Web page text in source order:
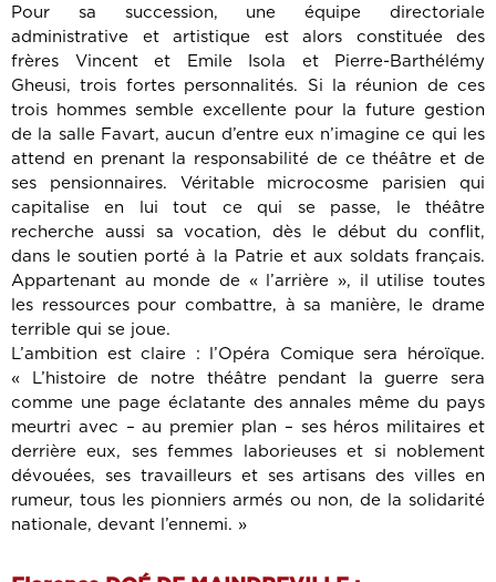
Pour sa succession, une équipe directoriale
administrative et artistique est alors constituée des
frères Vincent et Emile Isola et Pierre-Barthélémy
Gheusi, trois fortes personnalités. Si la réunion de ces
trois hommes semble excellente pour la future gestion
de la salle Favart, aucun d’entre eux n’imagine ce qui les
attend en prenant la responsabilité de ce théâtre et de
ses pensionnaires. Véritable microcosme parisien qui
capitalise en lui tout ce qui se passe, le théâtre
recherche aussi sa vocation, dès le début du conflit,
dans le soutien porté à la Patrie et aux soldats français.
Appartenant au monde de « l’arrière », il utilise toutes
les ressources pour combattre, à sa manière, le drame
terrible qui se joue.
L’ambition est claire : l’Opéra Comique sera héroïque.
« L’histoire de notre théâtre pendant la guerre sera
comme une page éclatante des annales même du pays
meurtri avec – au premier plan – ses héros militaires et
derrière eux, ses femmes laborieuses et si noblement
dévouées, ses travailleurs et ses artisans des villes en
rumeur, tous les pionniers armés ou non, de la solidarité
nationale, devant l’ennemi. »